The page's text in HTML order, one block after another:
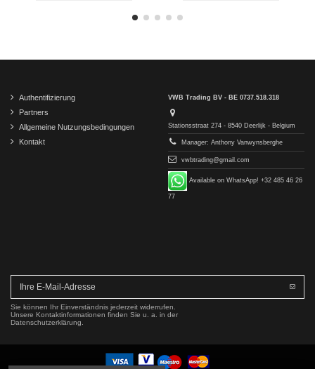
Authentifizierung
Partners
Allgemeine Nutzungsbedingungen
Kontakt
VWB Trading BV - BE 0737.518.318
Stationsstraat 274 - 8540 Deerlijk - Belgium
Manager: Anthony Vanwynsberghe
vwbtrading@gmail.com
Available on WhatsApp! +32 485 46 26
77
Sie können Ihr Einverständnis jederzeit widerrufen.
Unsere Kontaktinformationen finden Sie u. a. in der
Datenschutzerklärung.